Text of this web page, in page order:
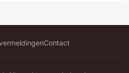
Contact